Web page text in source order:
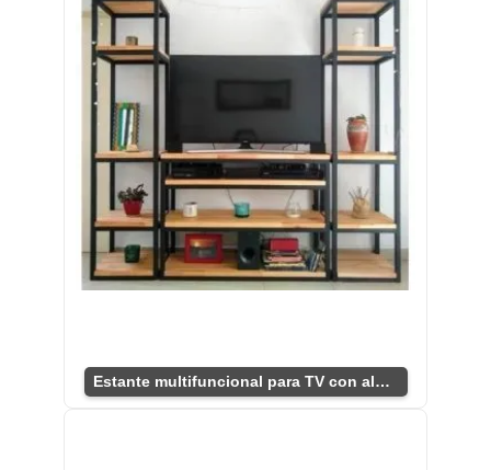
Estante multifuncional para TV con almacenamiento